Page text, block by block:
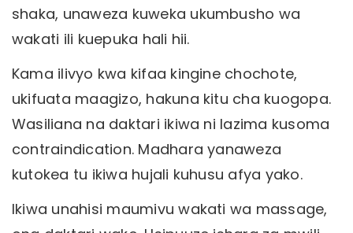
shaka, unaweza kuweka ukumbusho wa
wakati ili kuepuka hali hii.
Kama ilivyo kwa kifaa kingine chochote,
ukifuata maagizo, hakuna kitu cha kuogopa.
Wasiliana na daktari ikiwa ni lazima kusoma
contraindication. Madhara yanaweza
kutokea tu ikiwa hujali kuhusu afya yako.
Ikiwa unahisi maumivu wakati wa massage,